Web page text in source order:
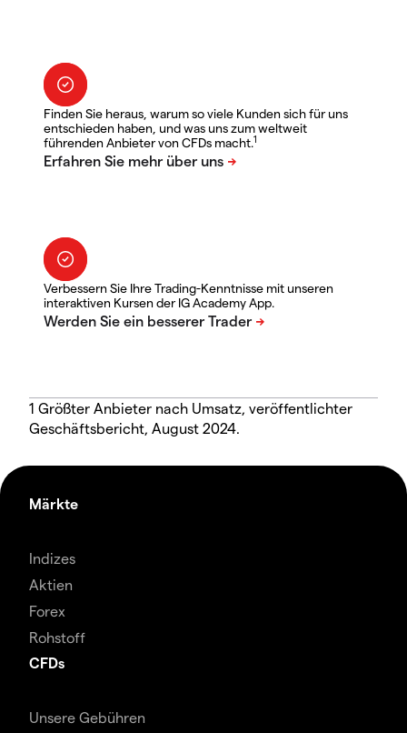
Finden Sie heraus, warum so viele Kunden sich für uns
entschieden haben, und was uns zum weltweit
führenden Anbieter von CFDs macht.1
Verbessern Sie Ihre Trading-Kenntnisse mit unseren
interaktiven Kursen der IG Academy App.
1 Größter Anbieter nach Umsatz, veröffentlichter
Geschäftsbericht, August 2024.
Märkte
Indizes
Aktien
Forex
Rohstoff
CFDs
Unsere Gebühren